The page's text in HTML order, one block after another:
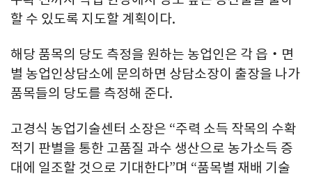
할 수 있도록 지도할 계획이다.
해당 품목의 당도 측정을 원하는 농업인은 각 읍‧면
별 농업인상담소에 문의하면 상담소장이 출장을 나가
품목들의 당도를 측정해 준다.
고경식 농업기술센터 소장은 “주력 소득 작목의 수확
적기 판별을 통한 고품질 과수 생산으로 농가소득 증
대에 일조할 것으로 기대한다”며 “품목별 재배 기술